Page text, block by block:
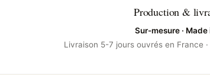
Production &
Sur-mesure · Made
Livraison 5-7 jours ouvrés en France